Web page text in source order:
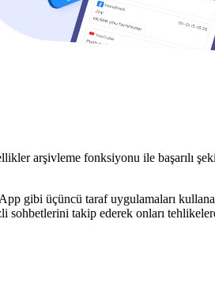
arşivleme fonksiyonu ile başarılı
gibi üçüncü taraf uygulamaları
sohbetlerini takip ederek onları